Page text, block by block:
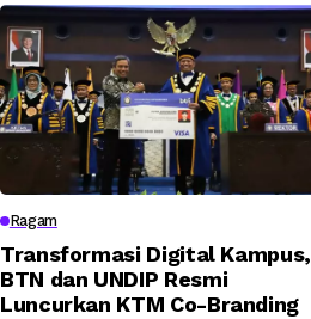
Ragam
Transformasi Digital Kampus,
BTN dan UNDIP Resmi
Luncurkan KTM Co-Branding